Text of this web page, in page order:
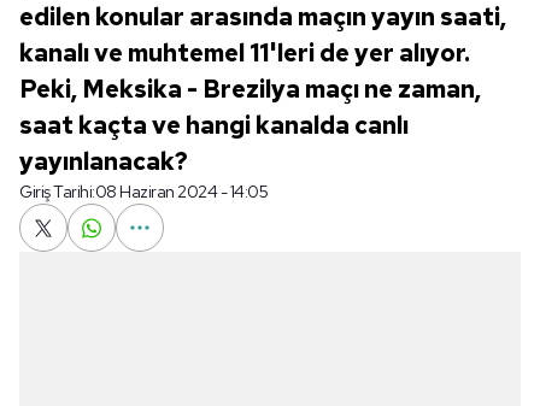
edilen konular arasında maçın yayın saati,
kanalı ve muhtemel 11'leri de yer alıyor.
Peki, Meksika - Brezilya maçı ne zaman,
saat kaçta ve hangi kanalda canlı
yayınlanacak?
Giriş Tarihi:08 Haziran 2024 - 14:05